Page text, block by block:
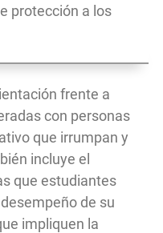
protección a los
frente a
con personas
que irrumpan y
incluye el
que estudiantes
de su
impliquen la